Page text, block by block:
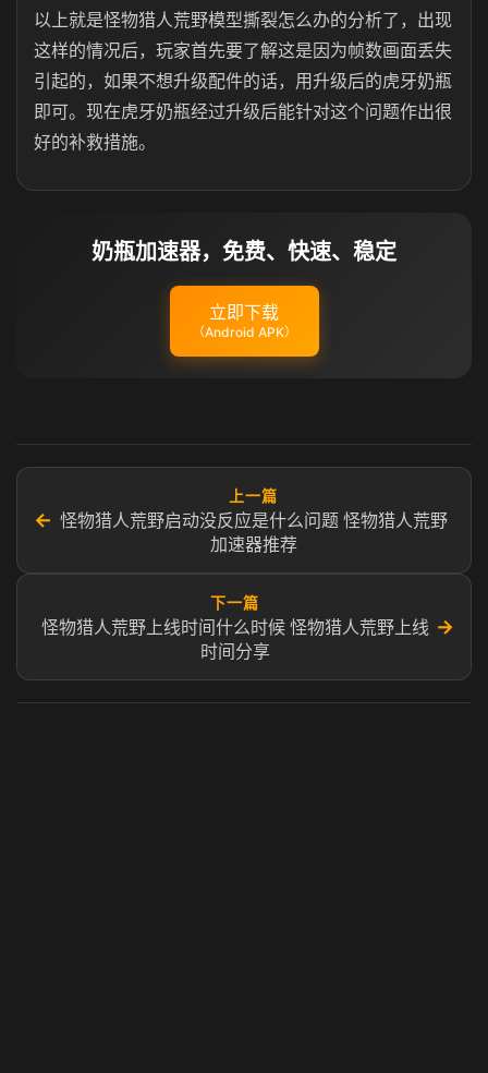
以上就是怪物猎人荒野模型撕裂怎么办的分析了，出现
这样的情况后，玩家首先要了解这是因为帧数画面丢失
引起的，如果不想升级配件的话，用升级后的虎牙奶瓶
即可。现在虎牙奶瓶经过升级后能针对这个问题作出很
好的补救措施。
奶瓶加速器，免费、快速、稳定
立即下载
（Android APK）
←
上一篇
怪物猎人荒野启动没反应是什么问题 怪物猎人荒野
加速器推荐
下一篇
怪物猎人荒野上线时间什么时候 怪物猎人荒野上线
时间分享
→